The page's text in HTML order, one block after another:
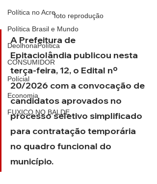
Política no Acre
Política Brasil e Mundo
DeolhonaPolítica
CONSUMIDOR
Polícial
Economia
FUXICO NO BALDE
foto reprodução
A Prefeitura de
Epitaciolândia publicou nesta
terça-feira, 12, o Edital nº
20/2026 com a convocação de
candidatos aprovados no
processo seletivo simplificado
para contratação temporária
no quadro funcional do
município.